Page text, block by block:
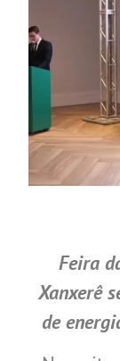
Feira
Xanxerê
de